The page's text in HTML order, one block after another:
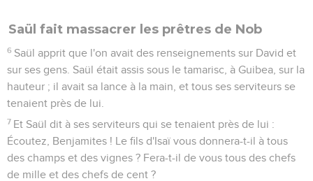
Saül fait massacrer les prêtres de Nob
6 Saül apprit que l'on avait des renseignements sur David et
sur ses gens. Saül était assis sous le tamarisc, à Guibea, sur la
hauteur ; il avait sa lance à la main, et tous ses serviteurs se
tenaient près de lui.
7 Et Saül dit à ses serviteurs qui se tenaient près de lui :
Écoutez, Benjamites ! Le fils d'Isaï vous donnera-t-il à tous
des champs et des vignes ? Fera-t-il de vous tous des chefs
de mille et des chefs de cent ?